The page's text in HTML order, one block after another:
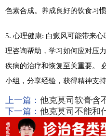
色素合成。养成良好的饮食习
5. 心理健康: 白癜风可能带来
理咨询帮助，学习如何应对压
疾病的治疗和恢复至关重要。
小组，分享经验，获得精神支持
上一篇：他克莫司软膏含
下一篇：他克莫司不能和